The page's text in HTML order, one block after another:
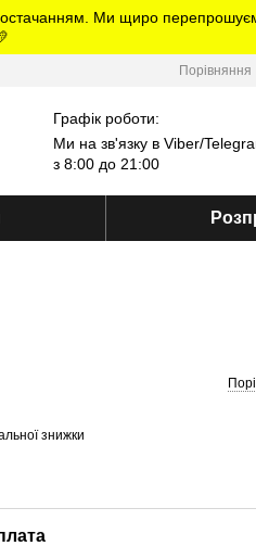
Ми щиро
Порівняння
Графік роботи:
Ми на зв'язку в Viber/
з 8:00 до 21:00
знижки